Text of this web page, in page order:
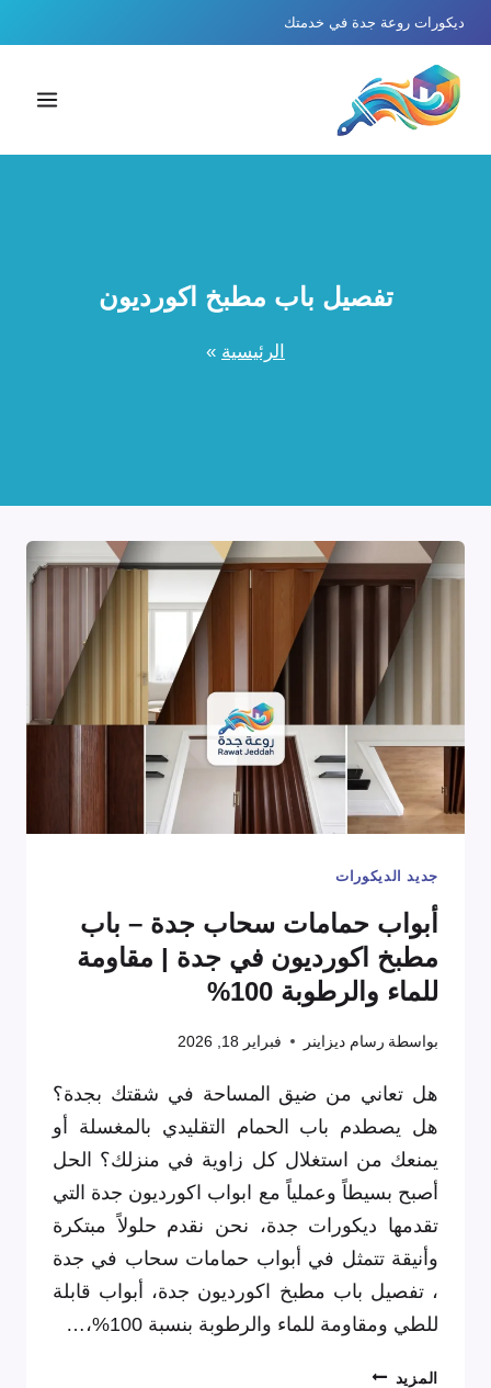
التجاوز
إلى
المحتوى
ديكورات روعة جدة في خدمتك
تفصيل باب مطبخ اكورديون
الرئيسية »
جديد الديكورات
أبواب حمامات سحاب جدة – باب
مطبخ اكورديون في جدة | مقاومة
للماء والرطوبة 100%
بواسطة رسام ديزاينر فبراير 18, 2026
هل تعاني من ضيق المساحة في شقتك بجدة؟
هل يصطدم باب الحمام التقليدي بالمغسلة أو
يمنعك من استغلال كل زاوية في منزلك؟ الحل
أصبح بسيطاً وعملياً مع ابواب اكورديون جدة التي
تقدمها ديكورات جدة، نحن نقدم حلولاً مبتكرة
وأنيقة تتمثل في أبواب حمامات سحاب في جدة
، تفصيل باب مطبخ اكورديون جدة، أبواب قابلة
للطي ومقاومة للماء والرطوبة بنسبة 100%،…
المزيد أبواب